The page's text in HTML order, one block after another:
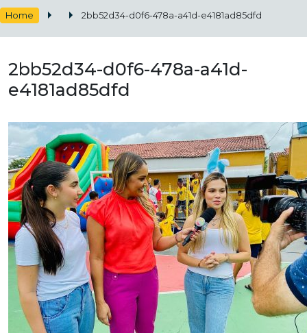
Home 2bb52d34-d0f6-478a-a41d-e4181ad85dfd
2bb52d34-d0f6-478a-a41d-
e4181ad85dfd